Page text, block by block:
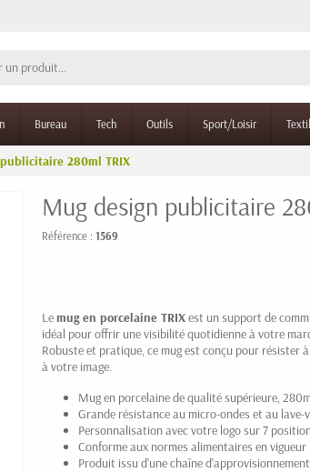
Bureau Tech Outils Sport/Loisir
280ml TRIX
Mug design publicitaire
Référence : 1569
Lemug en porcelaine TRIXest un support de
idéal pour offrir une visibilité quotidienne à votre
Robuste et pratique, ce mug est conçu pour
à votre image.
Mug en porcelaine de qualité supérieure,
Grande résistance au micro-ondes et au lave-
Personnalisation avec votre logo sur 7
Conforme aux normes alimentaires en vigueur
Produit issu d'une chaîne